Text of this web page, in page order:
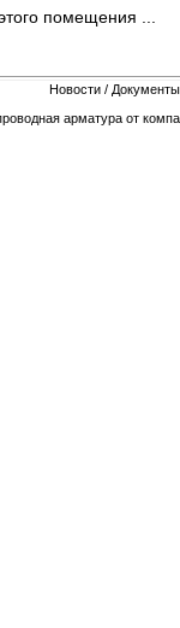
помещения ...
Новости / Документы
арматура от